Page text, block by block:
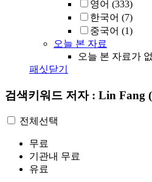
영어 (333)
한국어 (7)
중국어 (1)
오늘 본 자료
오늘 본 자료가
패싯닫기
검색키워드 저자 : Lin Fang
전체선택
무료
기관내 무료
유료